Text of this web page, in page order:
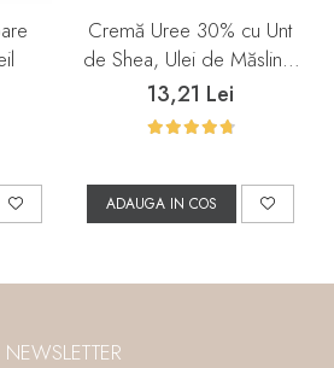
Cremă Uree 30% cu Unt
de Shea, Ulei de Măsline,
Aloe Vera și Extract de
Lavandă, 50 ml, Dr. Soleil
13,21 Lei
ADAUGA IN COS
NEWSLETTER